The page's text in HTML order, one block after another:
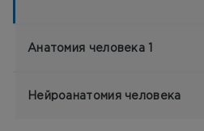
Анатомия человека 1
Нейроанатомия человека